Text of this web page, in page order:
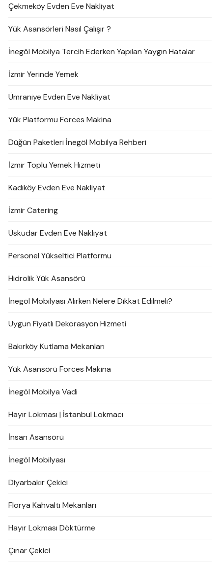
Çekmeköy Evden Eve Nakliyat
Yük Asansörleri Nasıl Çalışır ?
İnegöl Mobilya Tercih Ederken Yapılan Yaygın Hatalar
İzmir Yerinde Yemek
Ümraniye Evden Eve Nakliyat
Yük Platformu Forces Makina
Düğün Paketleri İnegöl Mobilya Rehberi
İzmir Toplu Yemek Hizmeti
Kadıköy Evden Eve Nakliyat
İzmir Catering
Üsküdar Evden Eve Nakliyat
Personel Yükseltici Platformu
Hidrolik Yük Asansörü
İnegöl Mobilyası Alırken Nelere Dikkat Edilmeli?
Uygun Fiyatlı Dekorasyon Hizmeti
Bakırköy Kutlama Mekanları
Yük Asansörü Forces Makina
İnegöl Mobilya Vadi
Hayır Lokması | İstanbul Lokmacı
İnsan Asansörü
İnegöl Mobilyası
Diyarbakır Çekici
Florya Kahvaltı Mekanları
Hayır Lokması Döktürme
Çınar Çekici